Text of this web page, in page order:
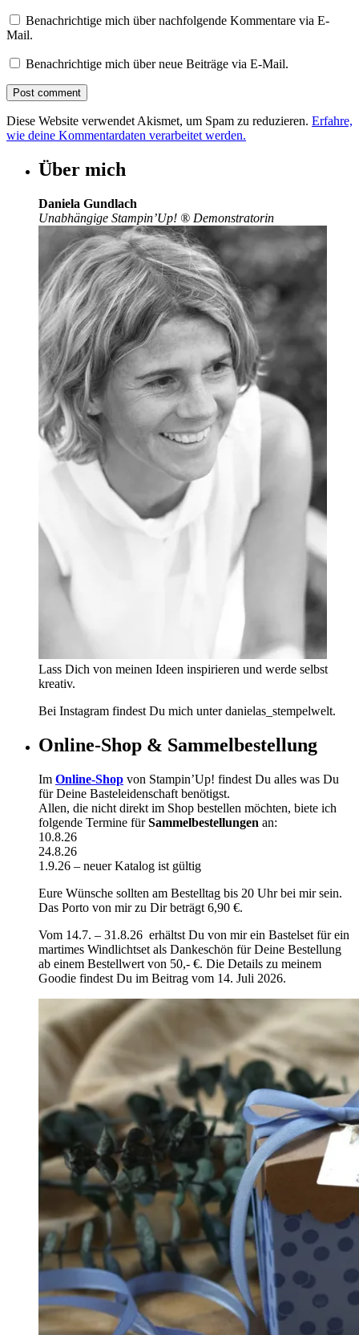
Benachrichtige mich über nachfolgende Kommentare via E-
Mail.
Benachrichtige mich über neue Beiträge via E-Mail.
Diese Website verwendet Akismet, um Spam zu reduzieren. Erfahre,
wie deine Kommentardaten verarbeitet werden.
Über mich
Daniela Gundlach
Unabhängige Stampin’Up! ® Demonstratorin
Lass Dich von meinen Ideen inspirieren und werde selbst
kreativ.
Bei Instagram findest Du mich unter danielas_stempelwelt.
Online-Shop & Sammelbestellung
Im Online-Shop von Stampin’Up! findest Du alles was Du
für Deine Basteleidenschaft benötigst.
Allen, die nicht direkt im Shop bestellen möchten, biete ich
folgende Termine fürSammelbestellungen an:
10.8.26
24.8.26
1.9.26 – neuer Katalog ist gültig
Eure Wünsche sollten am Bestelltag bis 20 Uhr bei mir sein.
Das Porto von mir zu Dir beträgt 6,90 €.
Vom 14.7. – 31.8.26 erhältst Du von mir ein Bastelset für ein
martimes Windlichtset als Dankeschön für Deine Bestellung
ab einem Bestellwert von 50,- €. Die Details zu meinem
Goodie findest Du im Beitrag vom 14. Juli 2026.